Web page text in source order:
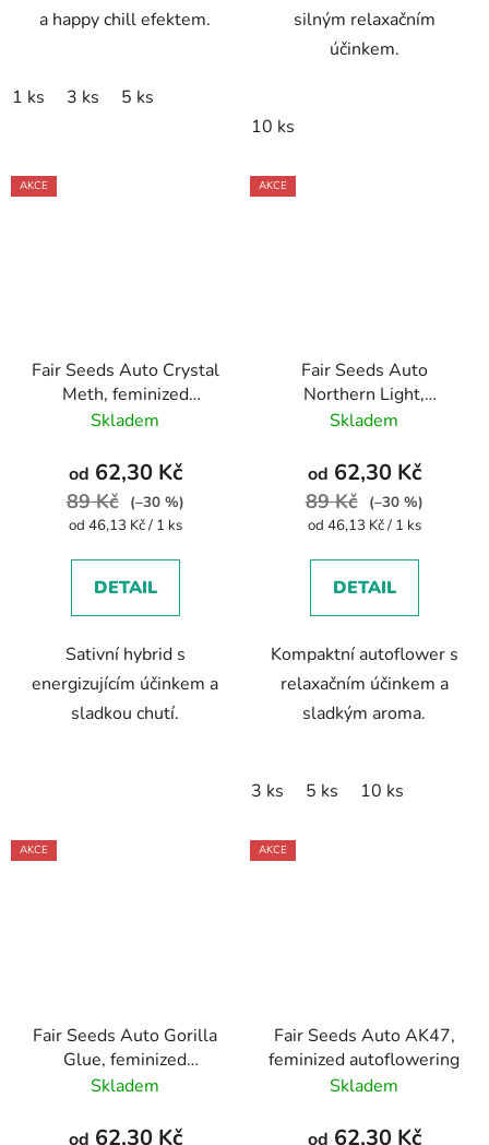
a happy chill efektem.
1 ks 3 ks 5 ks
silným relaxačním
účinkem.
10 ks
AKCE
Fair Seeds Auto Crystal
Meth, feminized
autoflowering
Skladem
od 62,30 Kč
89 Kč
(–30 %)
Měrná
od 46,13 Kč / 1 ks
DETAIL
Sativní hybrid s
energizujícím účinkem a
sladkou chutí.
AKCE
Fair Seeds Auto
Northern Light,
feminized autoflowering
Skladem
od 62,30 Kč
89 Kč
(–30 %)
Měrná
od 46,13 Kč / 1 ks
DETAIL
Kompaktní autoflower s
relaxačním účinkem a
sladkým aroma.
3 ks 5 ks 10 ks
AKCE
Fair Seeds Auto Gorilla
Glue, feminized
autoflowering
Skladem
od 62,30 Kč
AKCE
Fair Seeds Auto AK47,
feminized autoflowering
Skladem
od 62,30 Kč